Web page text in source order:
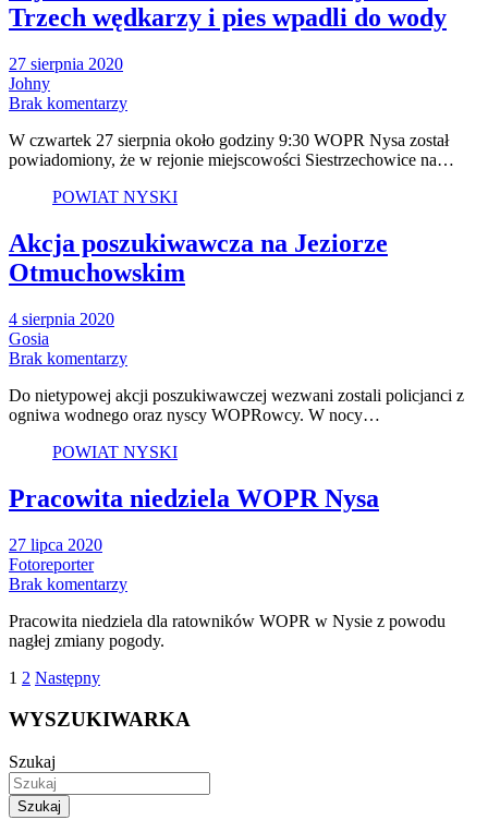
Trzech wędkarzy i pies wpadli do wody
27 sierpnia 2020
Johny
Brak komentarzy
W czwartek 27 sierpnia około godziny 9:30 WOPR Nysa został
powiadomiony, że w rejonie miejscowości Siestrzechowice na…
POWIAT NYSKI
Akcja poszukiwawcza na Jeziorze
Otmuchowskim
4 sierpnia 2020
Gosia
Brak komentarzy
Do nietypowej akcji poszukiwawczej wezwani zostali policjanci z
ogniwa wodnego oraz nyscy WOPRowcy. W nocy…
POWIAT NYSKI
Pracowita niedziela WOPR Nysa
27 lipca 2020
Fotoreporter
Brak komentarzy
Pracowita niedziela dla ratowników WOPR w Nysie z powodu
nagłej zmiany pogody.
Stronicowanie
wpisów
1 2 Następny
WYSZUKIWARKA
Szukaj
Szukaj